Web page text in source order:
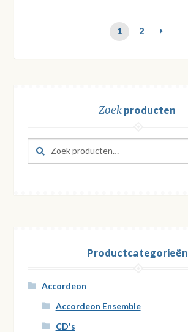
1 2
Zoekproducten
Zoeken
naar:
Zoeken
Productcategorieën
Accordeon
Accordeon Ensemble
CD's